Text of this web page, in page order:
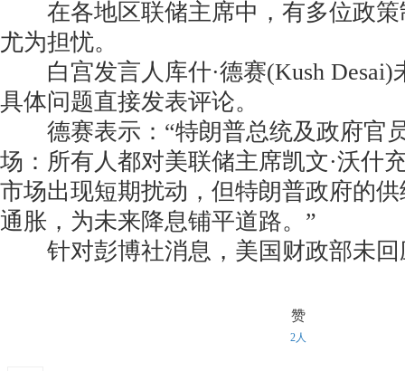
在各地区联储主席中，有多位政策
尤为担忧。
白宫发言人库什·德赛(Kush Desai)
具体问题直接发表评论。
德赛表示：“特朗普总统及政府官
场：所有人都对美联储主席凯文·沃什
市场出现短期扰动，但特朗普政府的
通胀，为未来降息铺平道路。”
针对彭博社消息，美国财政部未回
赞
2人